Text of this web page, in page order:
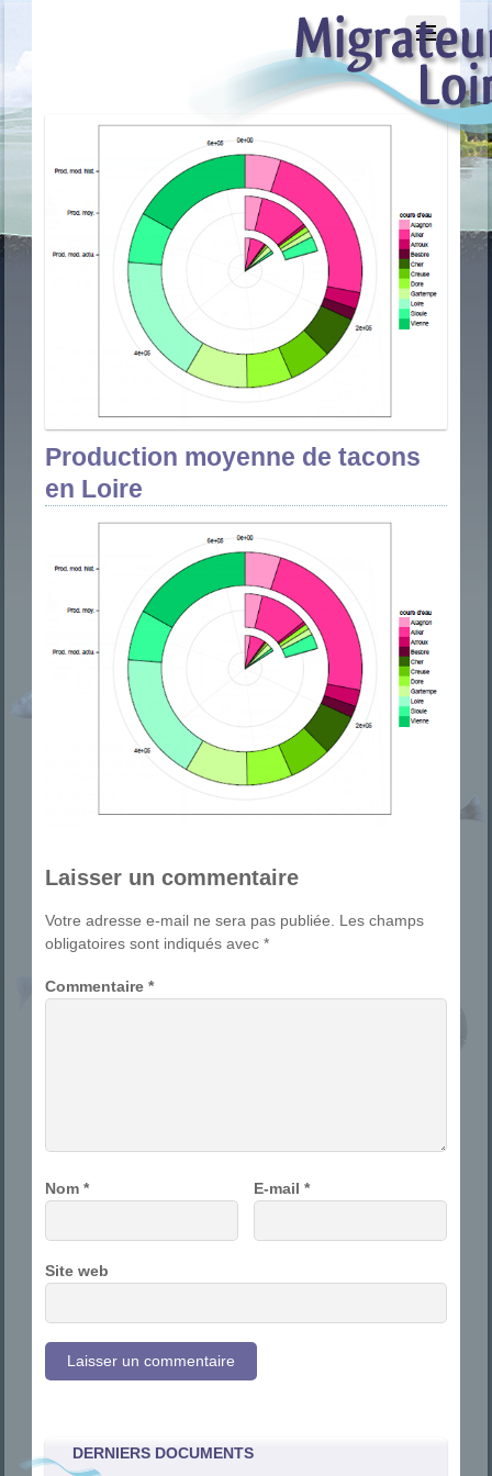
Production moyenne de tacons
en Loire
Laisser un commentaire
Votre adresse e-mail ne sera pas publiée. Les champs
obligatoires sont indiqués avec*
Commentaire*
Nom* E-mail*
Site web
DERNIERS DOCUMENTS